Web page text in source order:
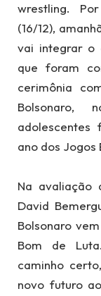
wrestling.
(16/12),
vai integrar o
que foram
cerimônia
Bolsonaro,
adolescentes
ano dos Jogos
Na avaliação
David
Bolsonaro
Bom de
caminho
novo futuro